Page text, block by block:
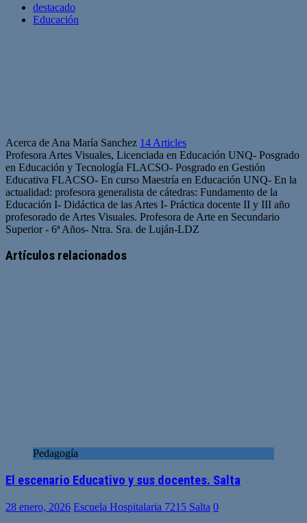
destacado
Educación
Acerca de Ana María Sanchez 14 Articles
Profesora Artes Visuales, Licenciada en Educación UNQ- Posgrado
en Educación y Tecnología FLACSO- Posgrado en Gestión
Educativa FLACSO- En curso Maestría en Educación UNQ- En la
actualidad: profesora generalista de cátedras: Fundamento de la
Educación I- Didáctica de las Artes I- Práctica docente II y III año
profesorado de Artes Visuales. Profesora de Arte en Secundario
Superior - 6ª Años- Ntra. Sra. de Luján-LDZ
web
Artículos relacionados
Pedagogía
El escenario Educativo y sus docentes. Salta
28 enero, 2026 Escuela Hospitalaria 7215 Salta 0